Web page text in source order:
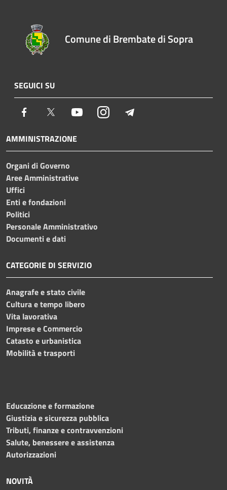
Comune di Brembate di Sopra
SEGUICI SU
Facebook Twitter YoutubeInstagram
AMMINISTRAZIONE
Organi di Governo
Aree Amministrative
Uffici
Enti e fondazioni
Politici
Personale Amministrativo
Documenti e dati
CATEGORIE DI SERVIZIO
Anagrafe e stato civile
Cultura e tempo libero
Vita lavorativa
Imprese e Commercio
Catasto e urbanistica
Mobilità e trasporti
Educazione e formazione
Giustizia e sicurezza pubblica
Tributi, finanze e contravvenzioni
Salute, benessere e assistenza
Autorizzazioni
NOVITÀ